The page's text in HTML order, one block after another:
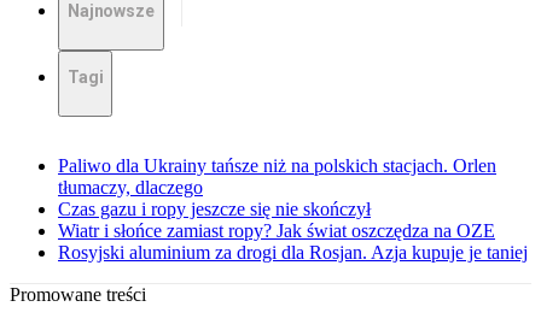
Najnowsze
Tagi
Paliwo dla Ukrainy tańsze niż na polskich stacjach. Orlen
tłumaczy, dlaczego
Czas gazu i ropy jeszcze się nie skończył
Wiatr i słońce zamiast ropy? Jak świat oszczędza na OZE
Rosyjski aluminium za drogi dla Rosjan. Azja kupuje je taniej
Promowane treści